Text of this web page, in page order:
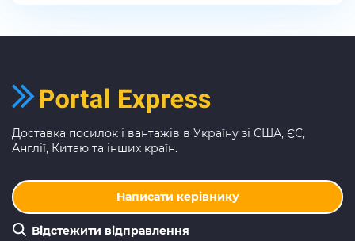
Доставка посилок і вантажів в Україну зі США, ЄС,
Англії, Китаю та інших країн.
Написати керівнику
Відстежити відправлення